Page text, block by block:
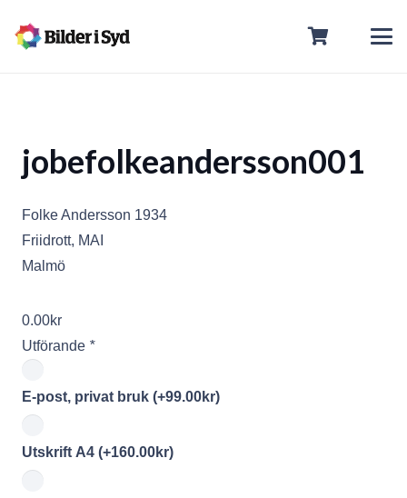
jobefolkeandersson001
Folke Andersson 1934
Friidrott, MAI
Malmö
0.00kr
Utförande *
E-post, privat bruk (+99.00kr)
Utskrift A4 (+160.00kr)